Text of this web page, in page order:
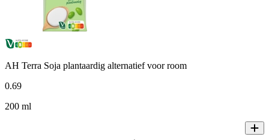
AH Terra Soja plantaardig alternatief voor room
0.69
200 ml